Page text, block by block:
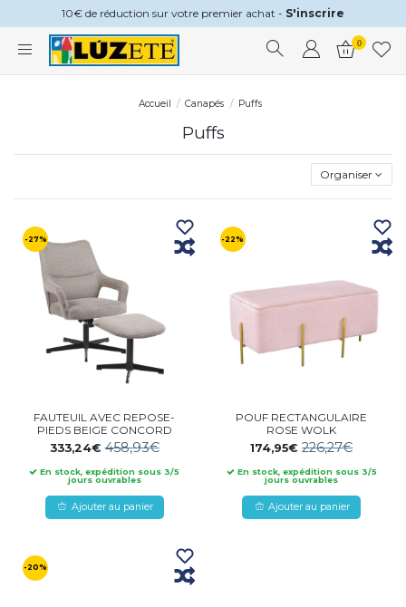
10€ de réduction sur votre premier achat - S'inscrire
0
Accueil Canapés Puffs
Puffs
Organiser
-27%
FAUTEUIL AVEC REPOSE-
PIEDS BEIGE CONCORD
333,24€458,93€
En stock, expédition sous 3/5
jours ouvrables
Ajouter au panier
-22%
POUF RECTANGULAIRE
ROSE WOLK
174,95€226,27€
En stock, expédition sous 3/5
jours ouvrables
Ajouter au panier
-20%